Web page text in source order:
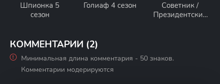
Шпионка 5
сезон
Голиаф 4 сезон
Советник /
Президентский
КОММЕНТАРИИ (2)
Минимальная длина комментария - 50 знаков.
Комментарии модерируются